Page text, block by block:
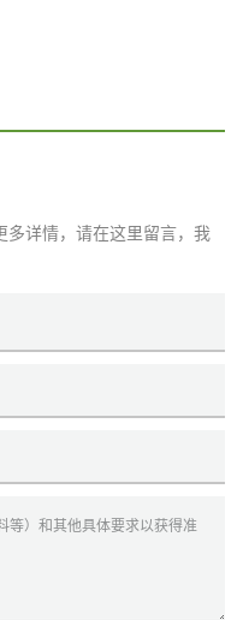
多详情，请在这里留言，我